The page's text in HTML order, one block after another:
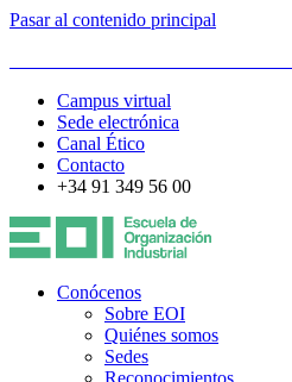
Pasar al contenido principal
Campus virtual
Sede electrónica
Canal Ético
Contacto
+34 91 349 56 00
Conócenos
Sobre EOI
Quiénes somos
Sedes
Reconocimientos